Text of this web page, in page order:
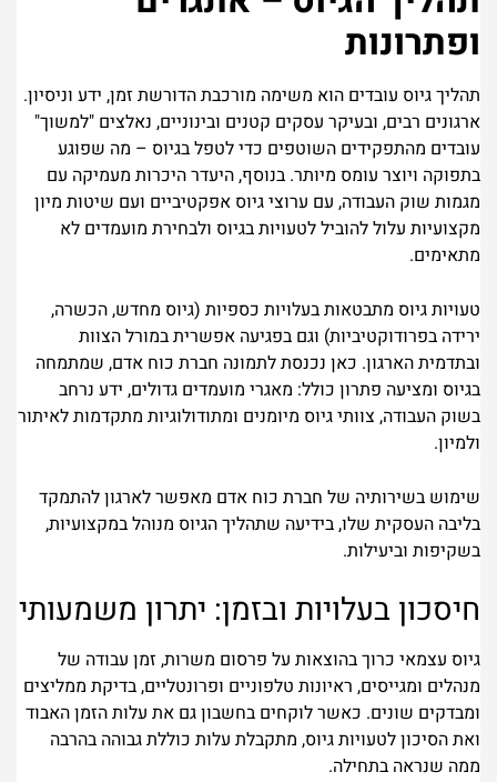
ופתרונות
תהליך גיוס עובדים הוא משימה מורכבת הדורשת זמן, ידע וניסיון.
ארגונים רבים, ובעיקר עסקים קטנים ובינוניים, נאלצים "למשוך"
עובדים מהתפקידים השוטפים כדי לטפל בגיוס – מה שפוגע
בתפוקה ויוצר עומס מיותר. בנוסף, היעדר היכרות מעמיקה עם
מגמות שוק העבודה, עם ערוצי גיוס אפקטיביים ועם שיטות מיון
מקצועיות עלול להוביל לטעויות בגיוס ולבחירת מועמדים לא
מתאימים.
טעויות גיוס מתבטאות בעלויות כספיות (גיוס מחדש, הכשרה,
ירידה בפרודוקטיביות) וגם בפגיעה אפשרית במורל הצוות
ובתדמית הארגון. כאן נכנסת לתמונה חברת כוח אדם, שמתמחה
בגיוס ומציעה פתרון כולל: מאגרי מועמדים גדולים, ידע נרחב
בשוק העבודה, צוותי גיוס מיומנים ומתודולוגיות מתקדמות לאיתור
ולמיון.
שימוש בשירותיה של חברת כוח אדם מאפשר לארגון להתמקד
בליבה העסקית שלו, בידיעה שתהליך הגיוס מנוהל במקצועיות,
בשקיפות וביעילות.
חיסכון בעלויות ובזמן: יתרון משמעותי
גיוס עצמאי כרוך בהוצאות על פרסום משרות, זמן עבודה של
מנהלים ומגייסים, ראיונות טלפוניים ופרונטליים, בדיקת ממליצים
ומבדקים שונים. כאשר לוקחים בחשבון גם את עלות הזמן האבוד
ואת הסיכון לטעויות גיוס, מתקבלת עלות כוללת גבוהה בהרבה
ממה שנראה בתחילה.